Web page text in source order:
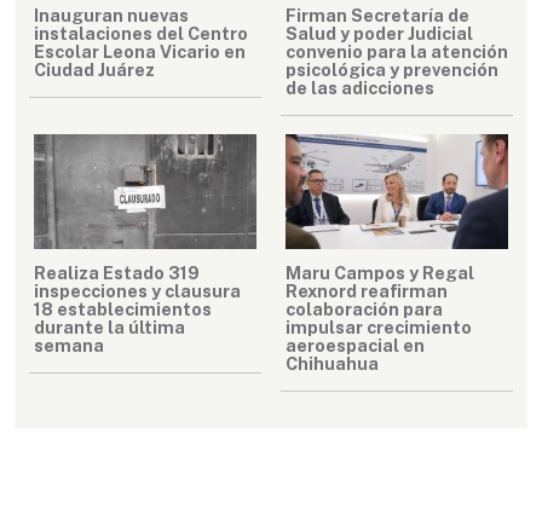
Inauguran nuevas
instalaciones del Centro
Escolar Leona Vicario en
Ciudad Juárez
Firman Secretaría de
Salud y poder Judicial
convenio para la atención
psicológica y prevención
de las adicciones
Realiza Estado 319
inspecciones y clausura
18 establecimientos
durante la última
semana
Maru Campos y Regal
Rexnord reafirman
colaboración para
impulsar crecimiento
aeroespacial en
Chihuahua